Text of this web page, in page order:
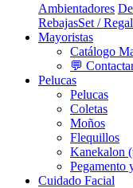
Ambientadores
RebajasSet /
Mayoristas
Catálogo
💬
Pelucas
Pelucas
Coletas
Moños
Flequillos
Kanekalon
Pegamento
Cuidado Facial